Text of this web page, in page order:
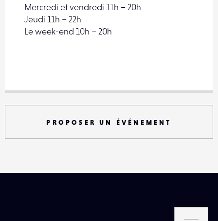
Mercredi et vendredi 11h – 20h
Jeudi 11h – 22h
Le week-end 10h – 20h
PROPOSER UN ÉVÉNEMENT